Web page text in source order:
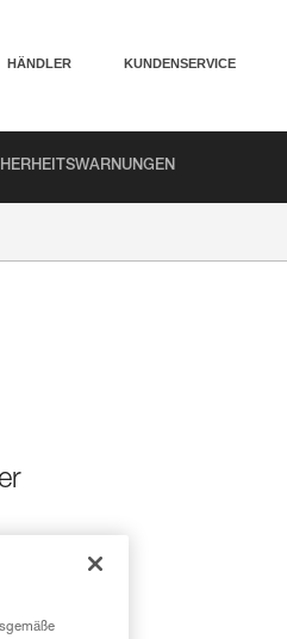
HÄNDLER KUNDENSERVICE